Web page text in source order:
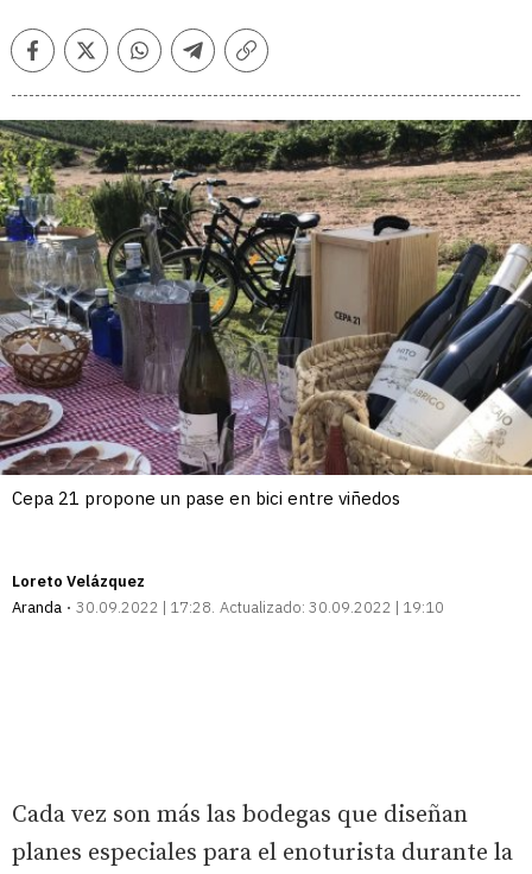
FacebookTwitterWhatsappTelegramCopiar
Cepa 21 propone un pase en bici entre viñedos
Loreto Velázquez
Aranda
30.09.2022 | 17:28 Actualizado: 30.09.2022 | 19:10
Cada vez son más las bodegas que diseñan
planes especiales para el enoturista durante la